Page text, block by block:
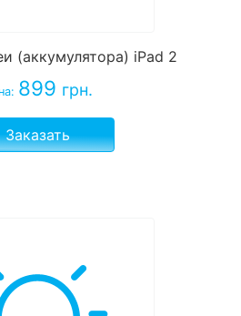
(аккумулятора) iPad 2
899 грн.
Заказать